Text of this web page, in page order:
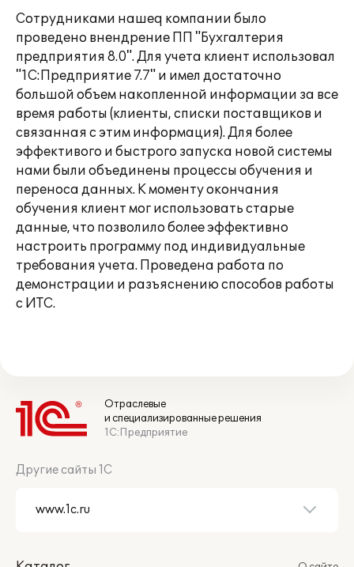
Сотрудниками нашеq компании было
проведено внендрение ПП "Бухгалтерия
предприятия 8.0". Для учета клиент использовал
"1С:Предприятие 7.7" и имел достаточно
большой объем накопленной информации за все
время работы (клиенты, списки поставщиков и
связанная с этим информация). Для более
эффективого и быстрого запуска новой системы
нами были объединены процессы обучения и
переноса данных. К моменту окончания
обучения клиент мог использовать старые
данные, что позволило более эффективно
настроить программу под индивидуальные
требования учета. Проведена работа по
демонстрации и разъяснению способов работы
с ИТС.
Отраслевые
и специализированные решения
1С:Предприятие
Другие сайты 1С